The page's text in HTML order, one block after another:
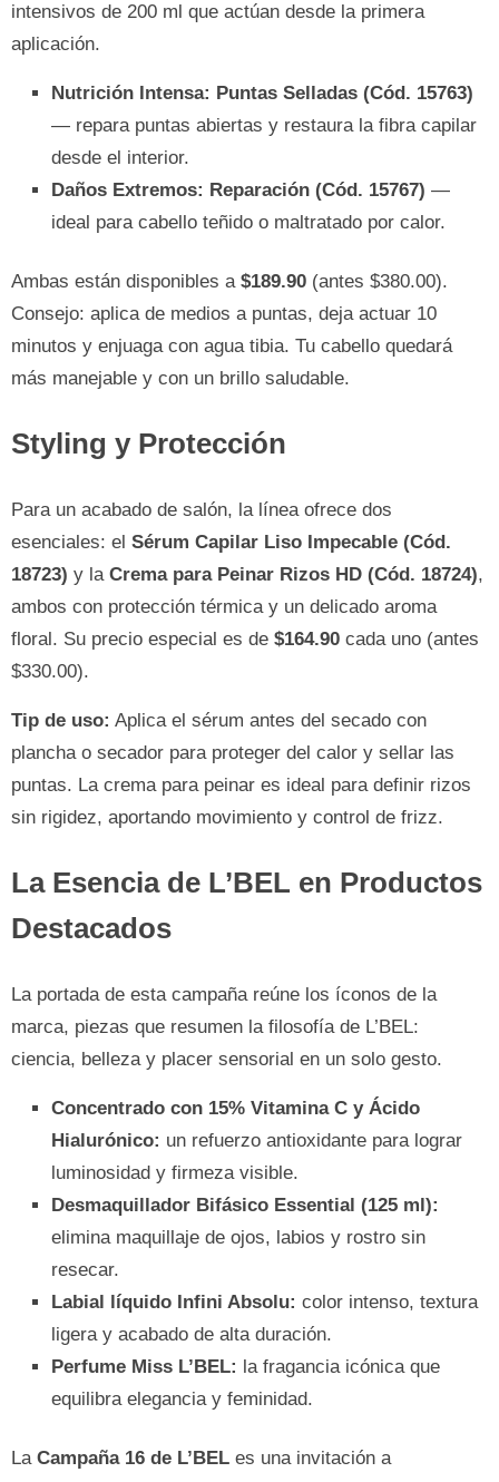
intensivos de 200 ml que actúan desde la primera
aplicación.
Nutrición Intensa: Puntas Selladas (Cód. 15763)
— repara puntas abiertas y restaura la fibra capilar
desde el interior.
Daños Extremos: Reparación (Cód. 15767) —
ideal para cabello teñido o maltratado por calor.
Ambas están disponibles a $189.90 (antes $380.00).
Consejo: aplica de medios a puntas, deja actuar 10
minutos y enjuaga con agua tibia. Tu cabello quedará
más manejable y con un brillo saludable.
Styling y Protección
Para un acabado de salón, la línea ofrece dos
esenciales: el Sérum Capilar Liso Impecable (Cód.
18723) y la Crema para Peinar Rizos HD (Cód. 18724),
ambos con protección térmica y un delicado aroma
floral. Su precio especial es de $164.90 cada uno (antes
$330.00).
Tip de uso: Aplica el sérum antes del secado con
plancha o secador para proteger del calor y sellar las
puntas. La crema para peinar es ideal para definir rizos
sin rigidez, aportando movimiento y control de frizz.
La Esencia de L’BEL en Productos
Destacados
La portada de esta campaña reúne los íconos de la
marca, piezas que resumen la filosofía de L’BEL:
ciencia, belleza y placer sensorial en un solo gesto.
Concentrado con 15% Vitamina C y Ácido
Hialurónico: un refuerzo antioxidante para lograr
luminosidad y firmeza visible.
Desmaquillador Bifásico Essential (125 ml):
elimina maquillaje de ojos, labios y rostro sin
resecar.
Labial líquido Infini Absolu: color intenso, textura
ligera y acabado de alta duración.
Perfume Miss L’BEL: la fragancia icónica que
equilibra elegancia y feminidad.
La Campaña 16 de L’BEL es una invitación a